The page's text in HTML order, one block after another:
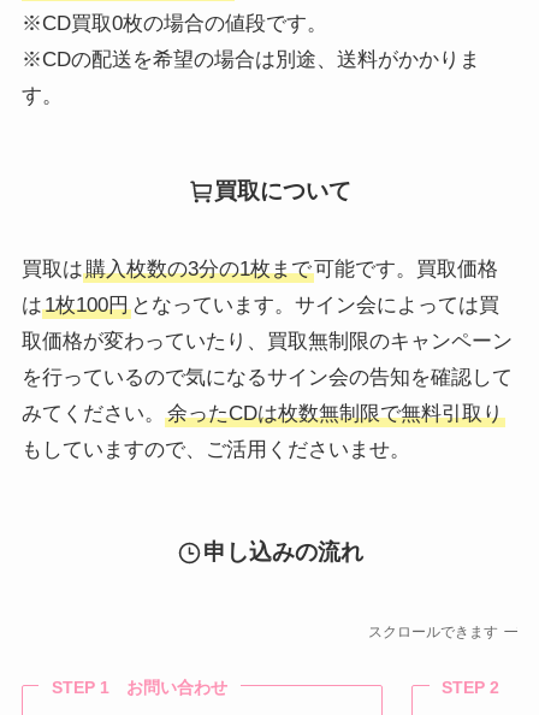
※CD買取0枚の場合の値段です。
※CDの配送を希望の場合は別途、送料がかかりま
す。
買取について
買取は購入枚数の3分の1枚まで可能です。買取価格
は1枚100円となっています。サイン会によっては買
取価格が変わっていたり、買取無制限のキャンペーン
を行っているので気になるサイン会の告知を確認して
みてください。
余ったCDは枚数無制限で無料引取り
もしていますので、ご活用くださいませ。
申し込みの流れ
スクロールできます
STEP 1 お問い合わせ STEP 2 ご